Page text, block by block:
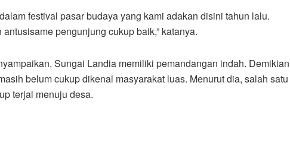
festival pasar budaya yang kami adakan disini tahun lalu.
pengunjung cukup baik,” katanya.
Sungai Landia memiliki pemandangan indah. Demikian
belum cukup dikenal masyarakat luas. Menurut dia, salah satu
terjal menuju desa.